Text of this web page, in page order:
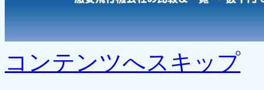
コンテンツへスキップ